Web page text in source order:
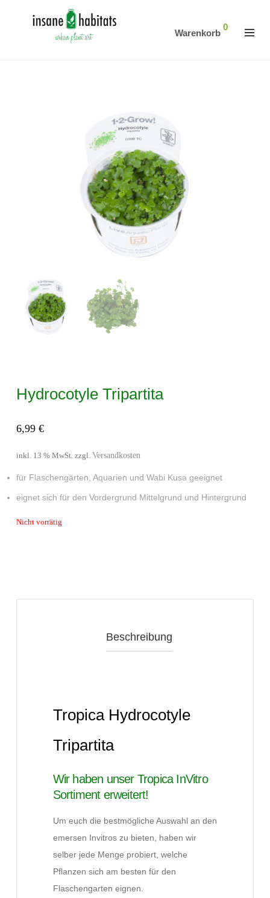
Warenkorb
0
Hydrocotyle Tripartita
6,99 €
inkl. 13 % MwSt. zzgl. Versandkosten
für Flaschengärten, Aquarien und Wabi Kusa geeignet
eignet sich für den Vordergrund Mittelgrund und Hintergrund
Nicht vorrätig
Beschreibung
Tropica Hydrocotyle
Tripartita
Wir haben unser Tropica InVitro
Sortiment erweitert!
Um euch die bestmögliche Auswahl an den
emersen Invitros zu bieten, haben wir
selber jede Menge probiert, welche
Pflanzen sich am besten für den
Flaschengarten eignen.